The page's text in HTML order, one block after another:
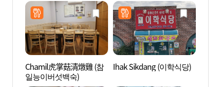
Chamil虎掌菇清燉雞 (참
일능이버섯백숙)
Ihak Sikdang (이학식당)